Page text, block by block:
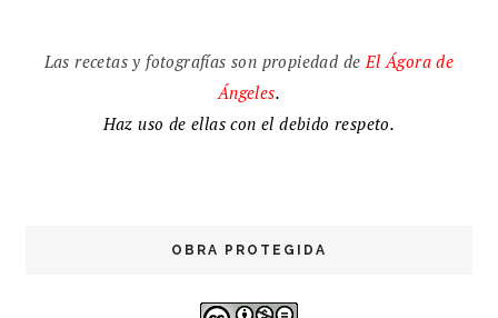
Las recetas y fotografías son propiedad deElÁgora de
Ángeles.
Haz uso de ellas con el debido respeto.
OBRA PROTEGIDA